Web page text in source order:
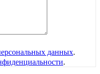
данных.
.